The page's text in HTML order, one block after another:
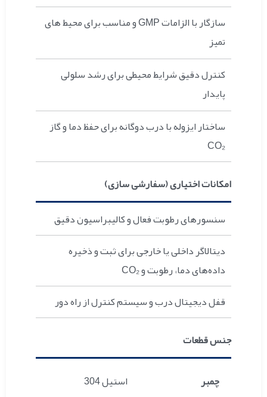
سازگار با الزامات GMP و مناسب برای محیط های
تمیز
کنترل دقیق شرایط محیطی برای رشد سلولی
پایدار
ساختار ایزوله با درب دوگانه برای حفظ دما و گاز
CO₂
امکانات اختیاری (سفارشی سازی)
سنسورهای رطوبت فعال و کالیبراسیون دقیق
دیتالاگر داخلی یا خارجی برای ثبت و ذخیره
داده‌های دما، رطوبت و CO₂
قفل دیجیتال درب و سیستم کنترل از راه دور
جنس قطعات
چمبر استیل 304